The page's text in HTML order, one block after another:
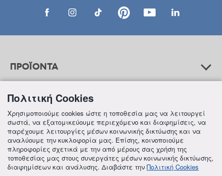
ΠΡΟΪΟΝΤΑ
ΒΟΗΘΕΙΑ
ΠΛΗΡΟΦΟΡΙΕΣ
Πολιτική Cookies
Χρησιμοποιούμε cookies ώστε η τοποθεσία μας να λειτουργεί
σωστά, να εξατομικεύουμε περιεχόμενο και διαφημίσεις, να
παρέχουμε λειτουργίες μέσων κοινωνικής δικτύωσης και να
αναλύουμε την κυκλοφορία μας. Επίσης, κοινοποιούμε
πληροφορίες σχετικά με την από μέρους σας χρήση της
τοποθεσίας μας στους συνεργάτες μέσων κοινωνικής δικτύωσης,
διαφημίσεων και ανάλυσης. Διαβάστε την Πολιτική Cookies